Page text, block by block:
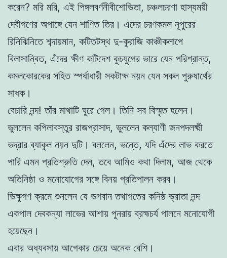
করেন? মরি মরি, এই পিঙ্গলবর্ণনীবীশোভিতা, চঞ্চলচরণা হাস্যময়ী
দেবীগণের অপাঙ্গে যেন শাণিত তির। এদের চরণকমল নূপুরের
রিনিঝিনিতে শব্দায়মান, কটিতটস্থ দু-কুরাজি কাঞ্চীকলাপে
বিলাসান্বিত, এঁদের ক্ষীণ কটিদেশ কুচযুগের ভারে যেন পরিশ্রান্ত,
কমলকোরকের সহিত স্পর্ধাধারী সকটাক্ষ নয়ন যেন সকল পুরুষার্থের
সাধক।
বেচারি নন্দ! তাঁর মাথাটি ঘুরে গেল। তিনি সব বিস্মৃত হলেন।
ভুললেন কপিলাবস্তুর রাজপ্রাসাদ, ভুললেন কল্যাণী জনপদলক্ষ্মী
ভদ্রার ব্যাকুল নয়ন দুটি। বললেন, ভন্তে, যদি এঁদের লাভ করতে
পারি এমন প্রতিশ্রুতি দেন, তবে আমিও কথা দিলাম, আজ থেকে
অতিনিষ্ঠা ও মনোযোগের সঙ্গে বিনয় প্রতিপালন করব।
ভিক্ষুগণ ক্রমে শুনলেন যে ভগবান তথাগতের কনিষ্ঠ ভ্রাতা নন্দ
একপাল দেবকন্যা লাভের আশায় পুনরায় ব্রহ্মচর্য পালনে মনোযোগী
হয়েছেন।
এবার অধ্যবসায় আগেকার চেয়ে অনেক বেশি।